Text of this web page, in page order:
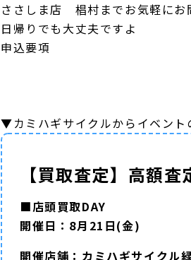
ささしま店 椙村までお気軽にお
日帰りでも大丈夫ですよ
申込要項
▼カミハギサイクルからイベント
【買取査定】高額
■店頭買取DAY
開催日：8月21日(金)
開催店舗：カミハギサイクル